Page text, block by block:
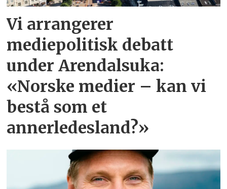
Vi arrangerer
mediepolitisk debatt
under Arendalsuka:
«Norske medier – kan vi
bestå som et
annerledesland?»